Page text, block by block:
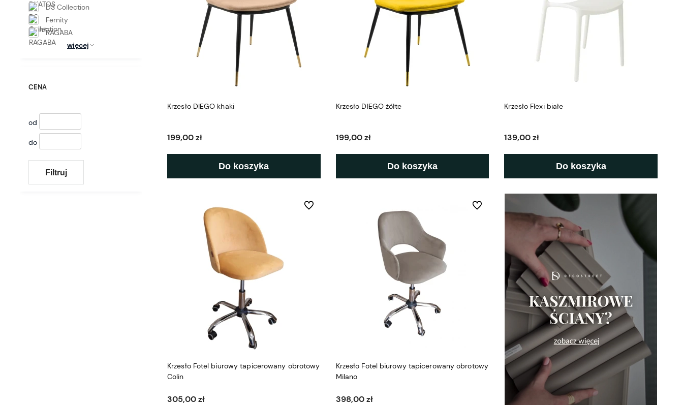
DS Collection
Fernity
RAGABA
więcej
CENA
od
do
Filtruj
Krzesło DIEGO khaki
199,00 zł
Do koszyka
Krzesło DIEGO żółte
199,00 zł
Do koszyka
Krzesło Flexi białe
139,00 zł
Do koszyka
Krzesło Fotel biurowy tapicerowany obrotowy
Colin
305,00 zł
Do ulubionych
Krzesło Fotel biurowy tapicerowany obrotowy
Milano
398,00 zł
Do ulubionych